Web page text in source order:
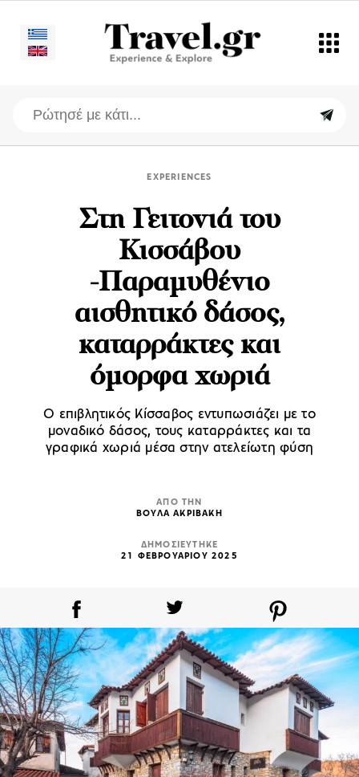
EXPERIENCES
Στη Γειτονιά του
Κισσάβου
-Παραμυθένιο
αισθητικό δάσος,
καταρράκτες και
όμορφα χωριά
Ο επιβλητικός Κίσσαβος εντυπωσιάζει με το
μοναδικό δάσος, τους καταρράκτες και τα
γραφικά χωριά μέσα στην ατελείωτη φύση
ΑΠΟ ΤΗΝ
ΒΟΥΛΑ ΑΚΡΙΒΑΚΗ
ΔΗΜΟΣΙΕΥΤΗΚΕ
21 ΦΕΒΡΟΥΑΡΙΟΥ 2025